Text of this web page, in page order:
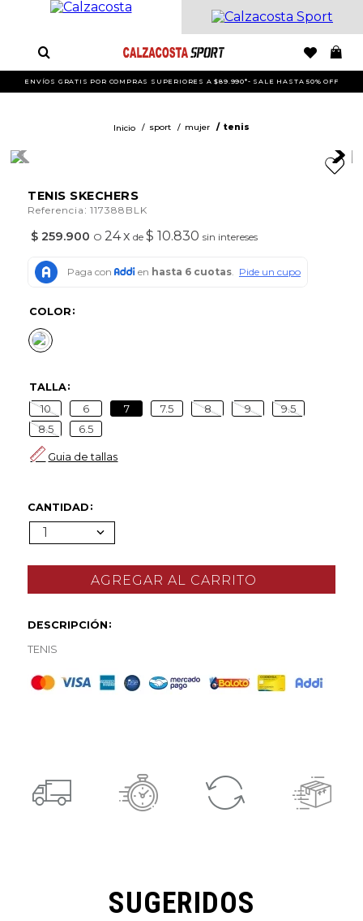
ENVÍOS GRATIS POR COMPRAS SUPERIORES A $89.990*- SALE HASTA 50% OFF
sport mujer tenis
TENIS SKECHERS
Referencia :117388BLK
$ 259.900 O 24x de$ 10.830 sin intereses
COLOR
TALLA
10 6 7 7.5 8 9
9.5
8.5
6.5
Guia de tallas
CANTIDAD
1
DESCRIPCIÓN
TENIS
SUGERIDOS